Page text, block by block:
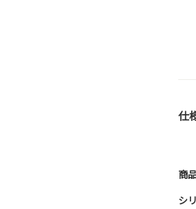
仕
商
シ